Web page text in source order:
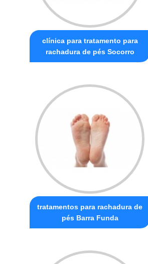
clínica para tratamento para
rachadura de pés Socorro
tratamentos para rachadura de
pés Barra Funda